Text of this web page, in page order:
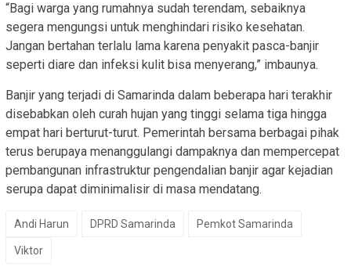
“Bagi warga yang rumahnya sudah terendam, sebaiknya
segera mengungsi untuk menghindari risiko kesehatan.
Jangan bertahan terlalu lama karena penyakit pasca-banjir
seperti diare dan infeksi kulit bisa menyerang,” imbaunya.
Banjir yang terjadi di Samarinda dalam beberapa hari terakhir
disebabkan oleh curah hujan yang tinggi selama tiga hingga
empat hari berturut-turut. Pemerintah bersama berbagai pihak
terus berupaya menanggulangi dampaknya dan mempercepat
pembangunan infrastruktur pengendalian banjir agar kejadian
serupa dapat diminimalisir di masa mendatang.
Andi Harun DPRD Samarinda Pemkot Samarinda
Viktor